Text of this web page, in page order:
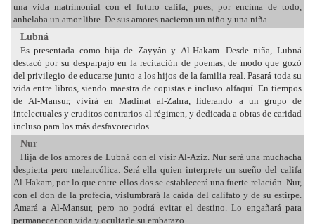
una vida matrimonial con el futuro califa, pues, por encima de todo,
anhelaba un amor libre. De sus amores nacieron un niño y una niña.
Lubná
Es presentada como hija de Zayyân y Al-Hakam. Desde niña, Lubná
destacó por su desparpajo en la recitación de poemas, de modo que gozó
del privilegio de educarse junto a los hijos de la familia real. Pasará toda su
vida entre libros, siendo maestra de copistas e incluso alfaquí. En tiempos
de Al-Mansur, vivirá en Madinat al-Zahra, liderando a un grupo de
intelectuales y eruditos contrarios al régimen, y dedicada a obras de caridad
incluso para los más desfavorecidos.
Nur
Hija de los amores de Lubná con el visir Al-Aziz. Nur será una muchacha
despierta pero melancólica. Será ella quien interprete un sueño del califa
Al-Hakam, por lo que entre ellos dos se establecerá una fuerte relación. Nur,
con el don de la profecía, vislumbrará la caída del califato y de su estirpe.
Amará a Al-Mansur, pero no podrá evitar el destino. Lo engañará para
permanecer con vida y ocultarle su embarazo.